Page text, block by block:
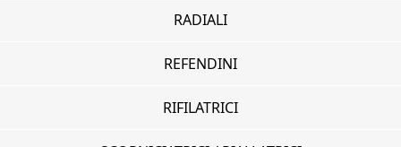
RADIALI
REFENDINI
RIFILATRICI